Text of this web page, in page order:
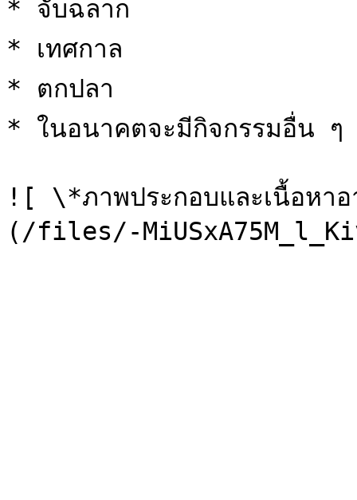
* จับฉลาก
* เทศกาล
* ตกปลา
* ในอนาคตจะมีกิจกรรมอื่น ๆ
![ \*ภาพประกอบและเนื้อหาอ